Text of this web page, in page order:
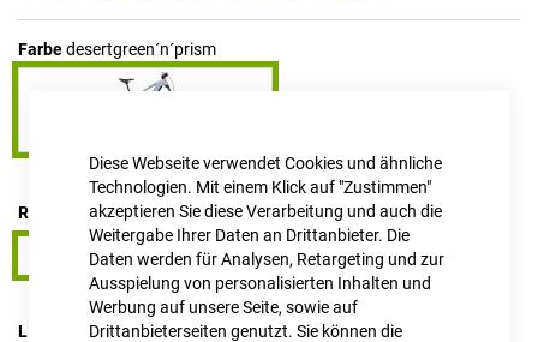
Diese Webseite verwendet Cookies und ähnliche
Technologien. Mit einem Klick auf "Zustimmen"
akzeptieren Sie diese Verarbeitung und auch die
Weitergabe Ihrer Daten an Drittanbieter. Die
Daten werden für Analysen, Retargeting und zur
Ausspielung von personalisierten Inhalten und
Werbung auf unsere Seite, sowie auf
Drittanbieterseiten genutzt. Sie können die
Farbedesertgreen´n´prism
RAHMENHÖHE S
S
LIEFERZEIT im Onlineshop erfragen